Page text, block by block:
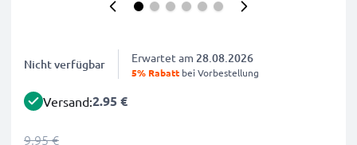
Nicht verfügbar Erwartet am 28.08.2026
5% Rabatt bei Vorbestellung
Versand:2.95 €
9,95 €